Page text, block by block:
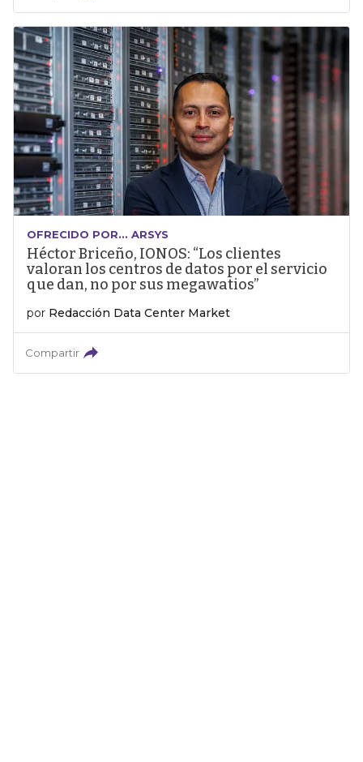
OFRECIDO POR... ARSYS
Héctor Briceño, IONOS: “Los clientes
valoran los centros de datos por el servicio
que dan, no por sus megawatios”
por Redacción Data Center Market
Compartir